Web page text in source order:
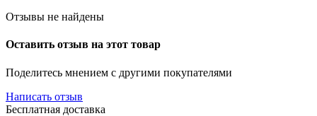
Отзывы не найдены
Оставить отзыв на этот товар
Поделитесь мнением с другими покупателями
Написать отзыв
Бесплатная доставка